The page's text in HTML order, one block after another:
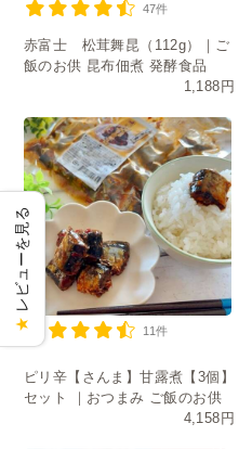
赤富士 松茸舞昆（112g）｜ご
飯のお供 昆布佃煮 発酵食品
1,188円
47件
ピリ辛【さんま】甘露煮【3個】
セット ｜おつまみ ご飯のお供
4,158円
11件
★
レビューを見る